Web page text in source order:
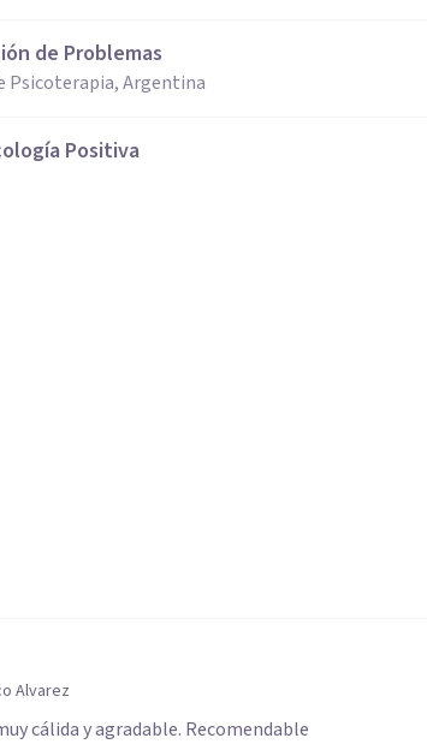
de Problemas
Psicoterapia, Argentina
Positiva
Alvarez
cálida y agradable. Recomendable